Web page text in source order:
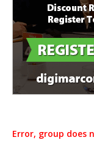
Error, group does